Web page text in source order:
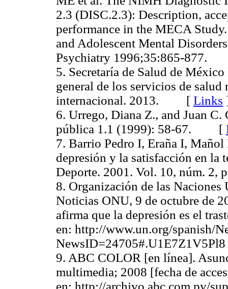
2.3 (DISC.2.3): Description,
performance in the MECA
and Adolescent Mental
Psychiatry 1996;35:865-
5. Secretaría de Salud de
general de los servicios de
internacional. 2013. [ Links
6. Urrego, Diana Z., and Juan
pública 1.1 (1999): 58-67. [
7. Barrio Pedro I, Eraña I,
depresión y la satisfacción en la
Deporte. 2001. Vol. 10, núm.
8. Organización de las
Noticias ONU, 9 de octubre de
afirma que la depresión es el
en: http://www.un.org/spanish/
9. ABC COLOR [en línea].
multimedia; 2008 [fecha de